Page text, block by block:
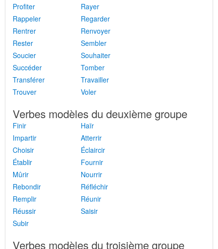
Profiter
Rayer
Rappeler
Regarder
Rentrer
Renvoyer
Rester
Sembler
Soucier
Souhaiter
Succéder
Tomber
Transférer
Travailler
Trouver
Voler
Verbes modèles du deuxième groupe
Finir
Haïr
Impartir
Atterrir
Choisir
Éclaircir
Établir
Fournir
Mûrir
Nourrir
Rebondir
Réfléchir
Remplir
Réunir
Réussir
Saisir
Subir
Verbes modèles du troisième groupe